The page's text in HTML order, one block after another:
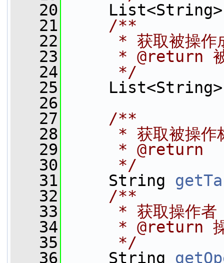
   20
   21
    /**
   22
* 获取被操作
   23
* @return
   24
     */
   25
   26
   27
    /**
   28
* 获取被操作
   29
     * @return
   30
     */
   31
String
   32
    /**
   33
     * 获取操作者
   34
* @return
   35
     */
   36
String